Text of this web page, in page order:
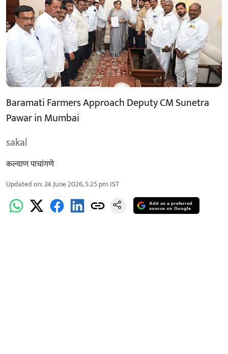
Baramati Farmers Approach Deputy CM Sunetra
Pawar in Mumbai
sakal
कल्याण पाचांगणे
Updated on:24 June 2026, 5:25 pm IST
Add as a preferred
source on Google